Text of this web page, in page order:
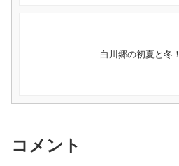
白川郷の初夏と冬！
コメント